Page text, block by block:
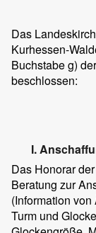
Das
Kurhessen-
Buchstabe g)
beschlossen:
I.
Das Honorar
Beratung zur
(Information
Turm und